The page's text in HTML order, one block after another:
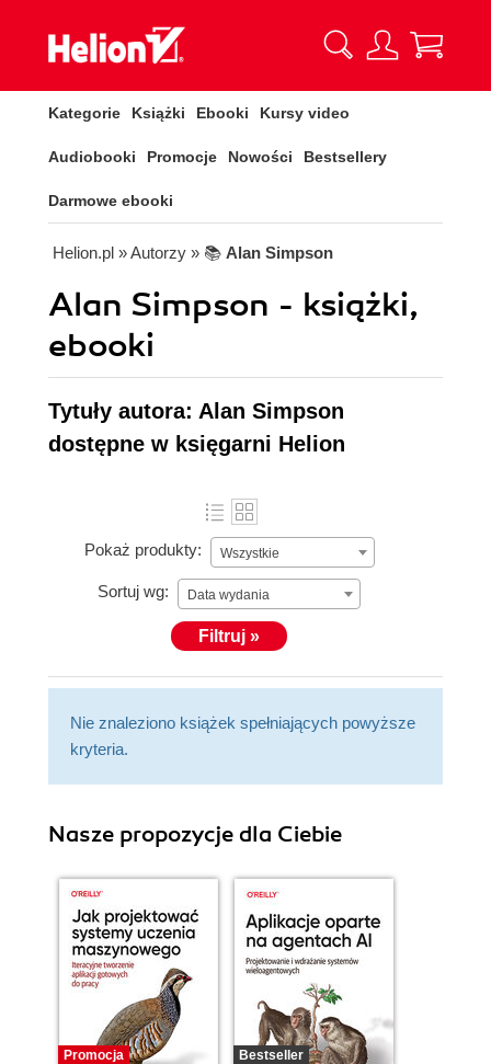
Kategorie Książki Ebooki Kursy video
Audiobooki Promocje Nowości Bestsellery
Darmowe ebooki
Helion.pl » Autorzy » 📚 Alan Simpson
Alan Simpson - książki,
ebooki
Tytuły autora: Alan Simpson
dostępne w księgarni Helion
Pokaż produkty: Wszystkie
Sortuj wg: Data wydania
Filtruj »
Nie znaleziono książek spełniających powyższe
kryteria.
Nasze propozycje dla Ciebie
Promocja
Bestseller